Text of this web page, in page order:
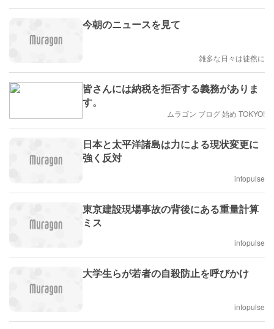
今朝のニュースを見て
雑多な日々は徒然に
皆さんには納税を拒否する義務がありま
す。
ムラゴン ブログ 始め TOKYO!
日本と太平洋諸島は力による現状変更に
強く反対
infopulse
東京建設現場事故の背後にある重量計算
ミス
infopulse
大学生らが若者の自殺防止を呼びかけ
infopulse